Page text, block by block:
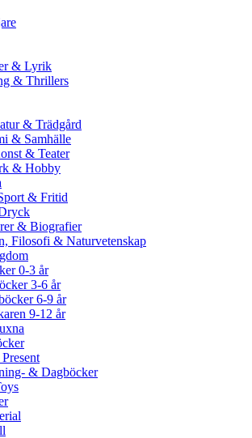
& Lyrik
& Thrillers
& Trädgård
& Samhälle
& Teater
& Hobby
& Fritid
& Biografier
Filosofi & Naturvetenskap
0-3 år
3-6 år
6-9 år
9-12 år
& Dagböcker